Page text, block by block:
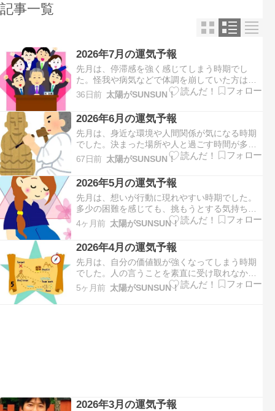
記事一覧
2026年7月の運気予報
先月は、停滞感を強く感じてしまう時期でし
た。怪我や病気などで体調を崩していた方は多
いのではないでしょうか。思ったようには動け
ず、もどかしさを感じることもあったと思いま
す。今月は、成功、繁栄、活力などを示す８の
運気となります。結果を求めて精力的に動き出
します。たくさんの人と関わり…
36日前 太陽がSUNSUN！
2026年6月の運気予報
先月は、身近な環境や人間関係が気になる時期
でした。決まった場所や人と過ごす時間が多く
なっていた方は多いのではないでしょうか。 身
の周りを整理するように、今後のために必要な
ものを確認したり準備をしていたと思います。
今月は、変革、探求、直感などを示す７の運気
となります。自分を見つめ…
67日前 太陽がSUNSUN！
2026年5月の運気予報
先月は、想いが行動に現れやすい時期でした。
多少の困難を感じても、挑もうとする気持ちで
行動していた方は多いのではないでしょうか。
周りを巻き込んだり巻き込まれたり…忙しく動
き続けていたと思います。今月は、調和、愛、
献身などを示す６の運気となります。身近な環
境や人間関係がテーマとな…
4ヶ月前 太陽がSUNSUN！
2026年4月の運気予報
先月は、自分の価値観が強くなってしまう時期
でした。人の言うことを素直に受け取れなかっ
たり、懐疑的になっていた方は多いのではない
でしょうか。いつもより攻撃的な気持ちが強く
5ヶ月前 太陽がSUNSUN！
2026年3月の運気予報